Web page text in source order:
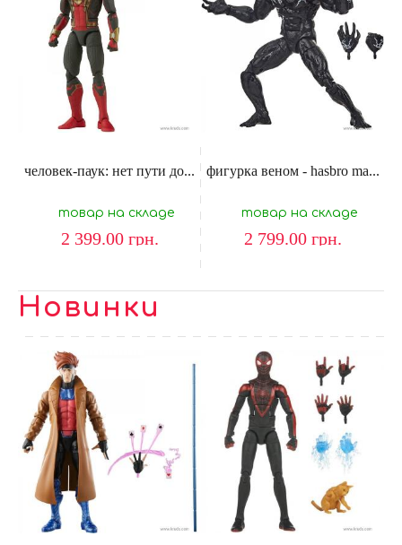
человек-паук: нет пути до...
товар на складе
2 399.00 грн.
фигурка веном - hasbro ma...
товар на складе
2 799.00 грн.
Новинки